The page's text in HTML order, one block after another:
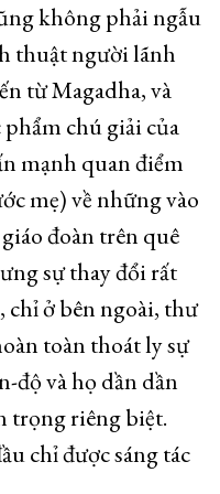
không phải ngẫu
thuật người lãnh
từ Magadha, và
chú giải của
mạnh quan điểm
mẹ) về những vào
đoàn trên quê
sự thay đổi rất
chỉ ở bên ngoài, thư
toàn thoát ly sự
độ và họ dần dần
trọng riêng biệt.
chỉ được sáng tác